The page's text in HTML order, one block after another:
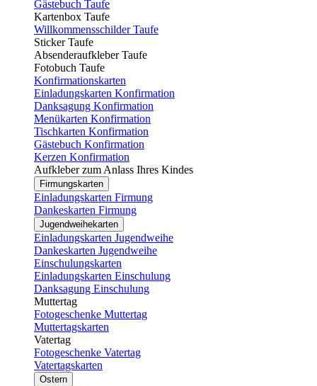
Gästebuch Taufe
Kartenbox Taufe
Willkommensschilder Taufe
Sticker Taufe
Absenderaufkleber Taufe
Fotobuch Taufe
Konfirmationskarten
Einladungskarten Konfirmation
Danksagung Konfirmation
Menükarten Konfirmation
Tischkarten Konfirmation
Gästebuch Konfirmation
Kerzen Konfirmation
Aufkleber zum Anlass Ihres Kindes
Firmungskarten
Einladungskarten Firmung
Dankeskarten Firmung
Jugendweihekarten
Einladungskarten Jugendweihe
Dankeskarten Jugendweihe
Einschulungskarten
Einladungskarten Einschulung
Danksagung Einschulung
Muttertag
Fotogeschenke Muttertag
Muttertagskarten
Vatertag
Fotogeschenke Vatertag
Vatertagskarten
Ostern